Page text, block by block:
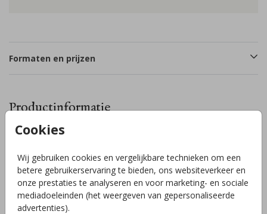
Cookies
Wij gebruiken cookies en vergelijkbare technieken om een
betere gebruikerservaring te bieden, ons websiteverkeer en
onze prestaties te analyseren en voor marketing- en sociale
mediadoeleinden (het weergeven van gepersonaliseerde
advertenties).
Formaten en prijzen
Productinformatie
Trouwkaart met een bloemenboeket met veldbloemen en
namen in goudfolie. Pas de kleuren en jullie gegevens
gemakkelijk aan in de handige editor! Hulp nodig? Wij helpen
je graag!